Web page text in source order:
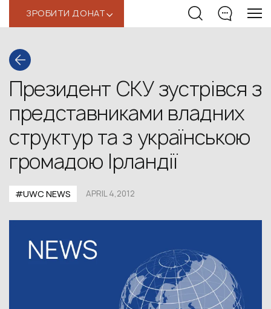
ЗРОБИТИ ДОНАТ‹
Президент СКУ зустрівся з
представниками владних
структур та з українською
громадою Ірландії
#UWC NEWS APRIL 4,2012